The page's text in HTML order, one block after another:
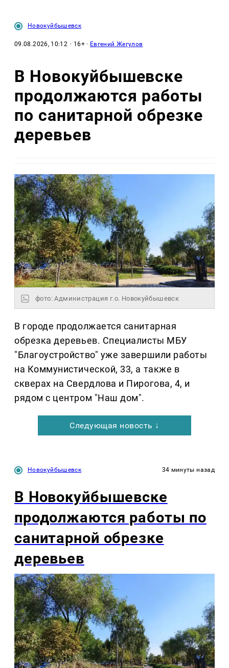
Новокуйбышевск
09.08.2026, 10:12 · 16+ · Евгений Жегулов
В Новокуйбышевске
продолжаются работы
по санитарной обрезке
деревьев
фото: Администрация г.о. Новокуйбышевск
В городе продолжается санитарная
обрезка деревьев. Специалисты МБУ
"Благоустройство" уже завершили работы
на Коммунистической, 33, а также в
скверах на Свердлова и Пирогова, 4, и
рядом с центром "Наш дом".
Следующая новость ↓
Новокуйбышевск 34 минуты назад
В Новокуйбышевске
продолжаются работы по
санитарной обрезке
деревьев